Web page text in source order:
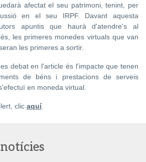
afectat el seu patrimoni, tenint, per
en el seu IRPF. Davant aquesta
apuntis que haurà d'atendre's al
les primeres monedes virtuals que van
les primeres a sortir.
debat en l'article és l'impacte que tenen
de béns i prestacions de serveis
en moneda virtual.
clic aquí.